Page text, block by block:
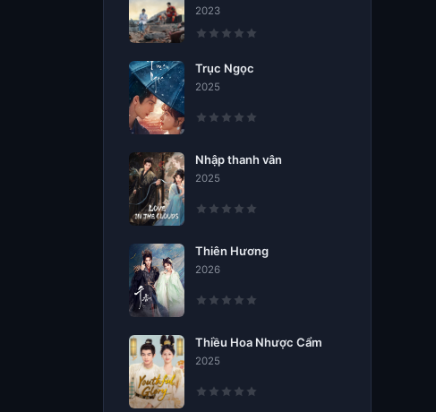
2023
Trục Ngọc
2025
Nhập thanh vân
2025
Thiên Hương
2026
Thiều Hoa Nhược Cẩm
2025